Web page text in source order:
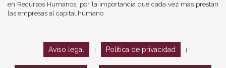
en Recursos Humanos, por la importancia que cada vez más prestan
las empresas al capital humano.
Aviso legal Política de privacidad